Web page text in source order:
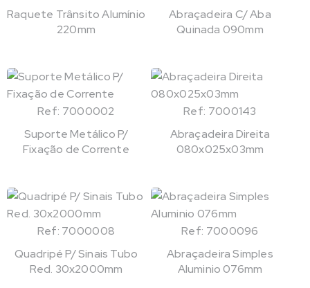
Raquete Trânsito Alumínio
220mm
Abraçadeira C/ Aba
Quinada 090mm
Ref: 7000002
Suporte Metálico P/
Fixação de Corrente
Ref: 7000143
Abraçadeira Direita
080x025x03mm
Ref: 7000008
Quadripé P/ Sinais Tubo
Red. 30x2000mm
Ref: 7000096
Abraçadeira Simples
Aluminio 076mm